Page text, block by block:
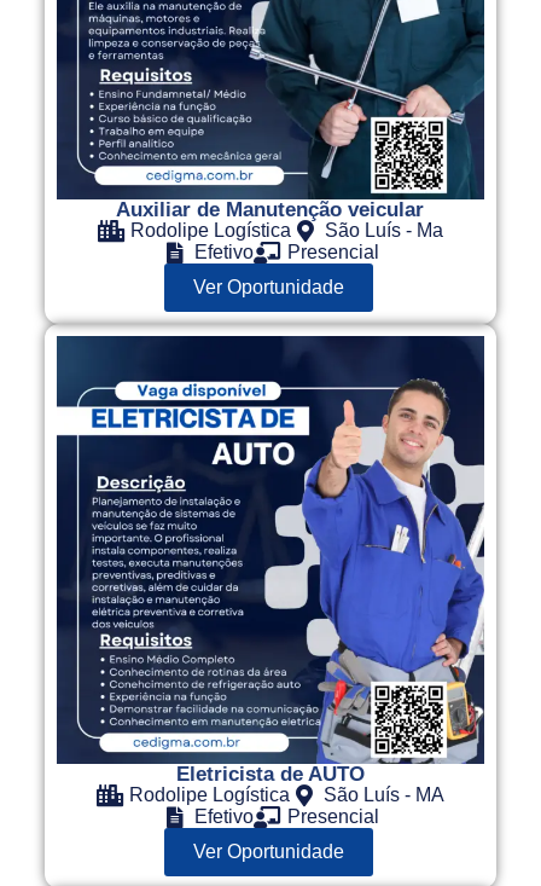
Auxiliar de Manutenção veicular
Rodolipe Logística
São Luís - Ma
Efetivo
Presencial
Ver Oportunidade
Eletricista de AUTO
Rodolipe Logística
São Luís - MA
Efetivo
Presencial
Ver Oportunidade